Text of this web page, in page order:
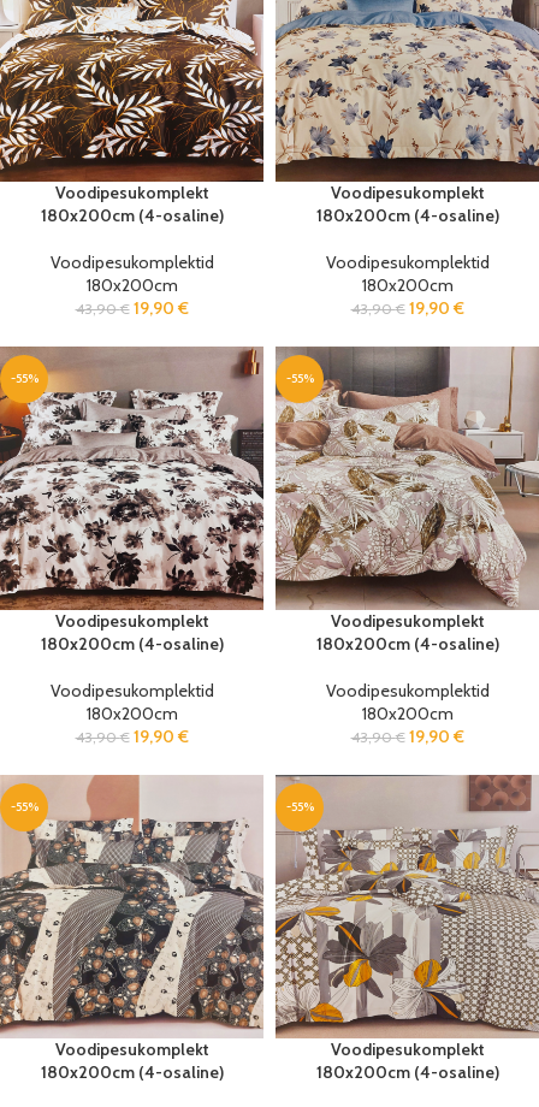
Voodipesukomplekt
180x200cm (4-osaline)
Voodipesukomplektid
180x200cm
43,90€ 19,90 €
Voodipesukomplekt
180x200cm (4-osaline)
Voodipesukomplektid
180x200cm
43,90€ 19,90 €
-55%
Voodipesukomplekt
180x200cm (4-osaline)
Voodipesukomplektid
180x200cm
43,90€ 19,90 €
-55%
Voodipesukomplekt
180x200cm (4-osaline)
Voodipesukomplektid
180x200cm
43,90€ 19,90 €
-55%
Voodipesukomplekt
180x200cm (4-osaline)
-55%
Voodipesukomplekt
180x200cm (4-osaline)